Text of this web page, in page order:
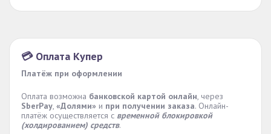
💳 Оплата Купер
Платёж при оформлении
Оплата возможна банковской картой онлайн, через
SberPay, «Долями» и при получении заказа. Онлайн-
платёж осуществляется с временной блокировкой
(холдированием) средств.